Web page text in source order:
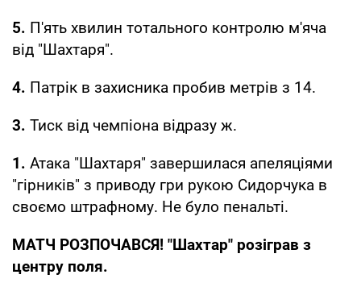
5. П'ять хвилин тотального контролю м'яча
від "Шахтаря".
4. Патрік в захисника пробив метрів з 14.
3. Тиск від чемпіона відразу ж.
1. Атака "Шахтаря" завершилася апеляціями
"гірників" з приводу гри рукою Сидорчука в
своємо штрафному. Не було пенальті.
МАТЧ РОЗПОЧАВСЯ! "Шахтар" розіграв з
центру поля.